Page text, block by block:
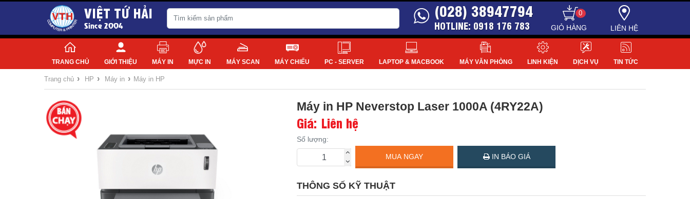
VIỆT TỨ HẢI
Since 2004
0
(028) 38947794
HOTLINE: 0918 176 783 LIÊN HỆ
TRANG CHỦ GIỚI THIỆU MÁY IN MỰC IN MÁY SCAN MÁY CHIẾU PC - SERVER LAPTOP & MACBOOK MÁY VĂN PHÒNG LINH KIỆN DỊCH VỤ TIN TỨC
Trang chủ › HP › Máy in › Máy in HP
Máy in HP Neverstop Laser 1000A (4RY22A)
Giá: Liên hệ
Số lượng:
MUA NGAY IN BÁO GIÁ
THÔNG SỐ KỸ THUẬT